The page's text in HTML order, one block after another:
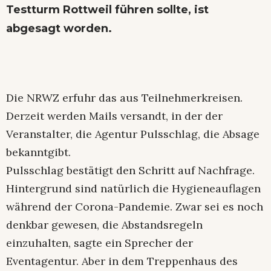
Testturm Rottweil führen sollte, ist
abgesagt worden.
Die NRWZ erfuhr das aus Teilnehmerkreisen.
Derzeit werden Mails versandt, in der der
Veranstalter, die Agentur Pulsschlag, die Absage
bekanntgibt.
Pulsschlag bestätigt den Schritt auf Nachfrage.
Hintergrund sind natürlich die Hygieneauflagen
während der Corona-Pandemie. Zwar sei es noch
denkbar gewesen, die Abstandsregeln
einzuhalten, sagte ein Sprecher der
Eventagentur. Aber in dem Treppenhaus des